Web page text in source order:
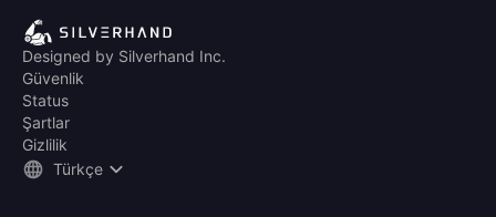
Designed by Silverhand Inc.
Güvenlik
Status
Şartlar
Gizlilik
Türkçe